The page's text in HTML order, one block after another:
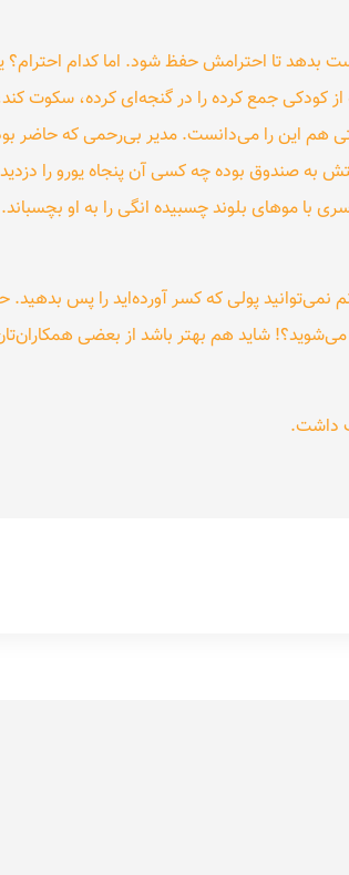
بدهد تا احترامش حفظ شود. اما کدام
جمع کرده را در گنجه‌ای کرده، سکوت
هم این را می‌دانست. مدیر بی‌رحمی که حاضر
به صندوق بوده چه کسی آن پنجاه یورو را
موهای بلوند چسبیده انگی را به او
پولی که کسر آورده‌اید را پس بدهید.
می‌شوید؟! شاید هم بهتر باشد از بعضی
داشت.